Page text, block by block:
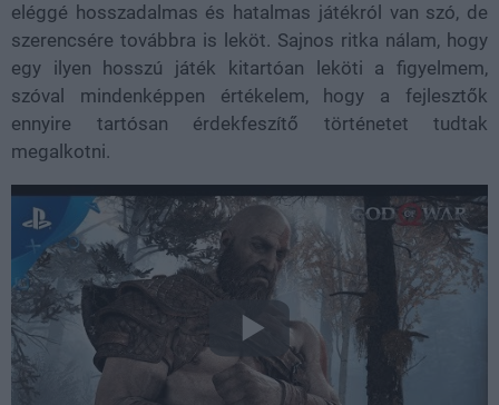
eléggé hosszadalmas és hatalmas játékról van szó, de
szerencsére továbbra is leköt. Sajnos ritka nálam, hogy
egy ilyen hosszú játék kitartóan leköti a figyelmem,
szóval mindenképpen értékelem, hogy a fejlesztők
ennyire tartósan érdekfeszítő történetet tudtak
megalkotni.